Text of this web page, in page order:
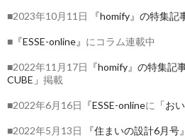
■2023年10月11日 『homify』の特集記
■ 『ESSE-online』 にコラム連載中
■2022年11月17日 『homify』の特集記
CUBE」 掲載
■2022年6月16日 『ESSE-onlineに 「お
■2022年5月13日 『住まいの設計6月号』